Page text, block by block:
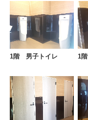
1階 男子トイレ 1